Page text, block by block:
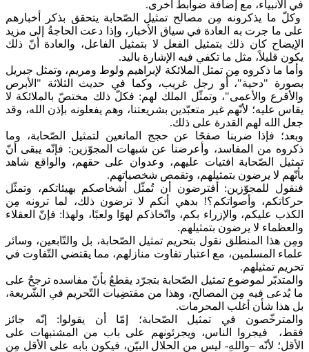
في الأنبياء، مع إضافة ضوابط أخرى.
وكلّ ما يذكرونه مِن مصالح تمثيل الصّحابة يتحقق بذكر أخبارهم
على ما جرت به العادة في سياق الأخبار، وإذا دعت الحاجةُ إلى مزيد
الإيضاح كان ذلك بتمثيل الفعل لا بتمثيل الفاعل، والعادة أنّ ذلك
يكون قليلاً، مثل ما تكفي فيه الإشارة باليد.
وأما ما ذكروه مِن تمثل الملائكة لإبراهيم ولوط ومريم، وتمثل جبريل
بصورة "دحية"، أو رجل غريب، وكما في حديث الثلاثة "الأبرص
والأقرع والأعمى"، وتمثّل الملك لهم: فكلّ ذلك مختصّ بالملائكة لا
يقاس عليه؛ لأنّهم غير متعبّدين بشريعتنا، وهم يفعلونه بإذن الله، وقد
جعل الله لهم القدرة على ذلك.
وبعد؛ فإذا ضربنا صفحًا عن حجج المانعين لتمثيل الصّحابة، وما
ذكروه من المفاسد، وأعرضنا عن شبهات المجوّزين: فإنّه يبقى أنّ
تمثيل الصّحابة افتيات عليهم، وعدوان على حقهم، والواقع شاهد
بأنّهم لا يرضون بتمثيلهم، وتقمص شخصياتهم.
فنقول للمجوّزين: أفترضون أن تُمثّل أشخاصكم بهيئاتكم، وتمثّل
حركاتكم، وأصواتكم؟! بدهي أنكم لا ترضون ذلك، لما ترونه مِن
الكذب عليكم، والإزراء بكم، واتّخاذكم لهوًا ولعبًا، ولهذا: فإنّ العقلاء
والعظماء لا يرضون بتمثيلهم.
ومِن هذا المنطلق نقول بتحريم تمثيل الصّحابة، بل والتّابعين، وسائر
علماء المسلمين، مع اعتبار تفاوت منازلهم، مما يقتضي التّفاوت في
تحريم تمثيلهم.
والمتدبّر لموضوع تمثيل الصّحابة بتجرّد يقطعُ بأنّ مفاسده ترجحُ على
ما يُدعى فيه مِن المصالح، وهذا من مقتضِيات التّحريم في الشّريعة،
بل هذا شأن أغلب المحرمات.
والمترخّصون في تمثيل الصّحابة؛ إمّا أن يقولوا: إنّه جائز
فقط، فيجروا الناس، ويجرئونهم على باب من المشتبهات على
الأقل؛ لأنّه –واللهِ- ليس من الحلال البيّن، فيكون بابه على الأقل مِن